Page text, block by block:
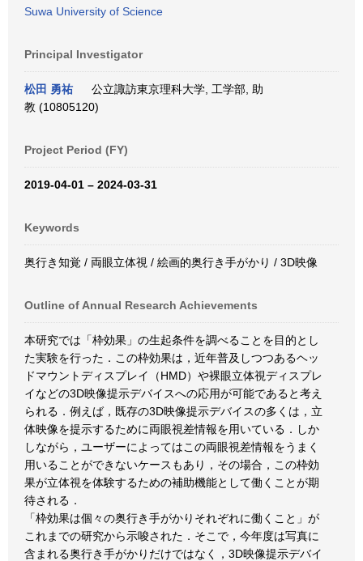
Suwa University of Science
Principal Investigator
松田 勇祐
公立諏訪東京理科大学, 工学部, 助
教 (10805120)
Project Period (FY)
2019-04-01 – 2024-03-31
Keywords
奥行き知覚 / 両眼立体視 / 絵画的奥行き手がかり / 3D映像
Outline of Annual Research Achievements
本研究では「枠効果」の生起条件を調べることを目的とし
た実験を行った．この枠効果は，近年普及しつつあるヘッ
ドマウントディスプレイ（HMD）や裸眼立体視ディスプレ
イなどの3D映像提示デバイスへの応用が可能であると考え
られる．例えば，既存の3D映像提示デバイスの多くは，立
体映像を提示するために両眼視差情報を用いている．しか
しながら，ユーザーによってはこの両眼視差情報をうまく
用いることができないケースもあり，その場合，この枠効
果が立体視を体験するための補助機能として働くことが期
待される．
「枠効果は個々の奥行き手がかりそれぞれに働くこと」が
これまでの研究から示唆された．そこで，今年度は写真に
含まれる奥行き手がかりだけではなく，3D映像提示デバイ